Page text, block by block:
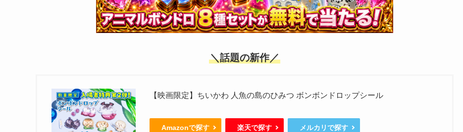
＼話題の新作／
【映画限定】ちいかわ 人魚の島のひみつ ボンボンドロップシール
Amazonで探す 楽天で探す メルカリで探す